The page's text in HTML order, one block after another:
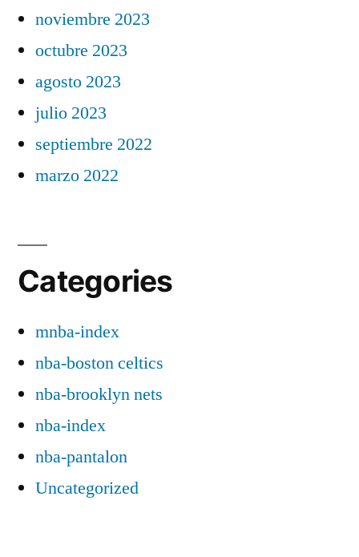
noviembre 2023
octubre 2023
agosto 2023
julio 2023
septiembre 2022
marzo 2022
Categories
mnba-index
nba-boston celtics
nba-brooklyn nets
nba-index
nba-pantalon
Uncategorized